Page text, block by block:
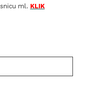
ml. KLIK